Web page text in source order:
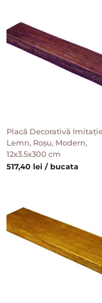
Placă Decorativă
Lemn, Roșu, Modern,
12x3.5x300 cm
517,40 lei / bucata